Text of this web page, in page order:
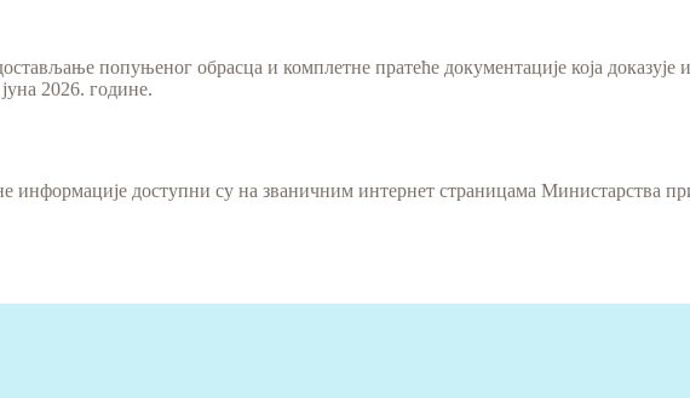
попуњеног обрасца и комплетне пратеће документације која доказује
2026. године.
информације доступни су на званичним интернет страницама Министарства